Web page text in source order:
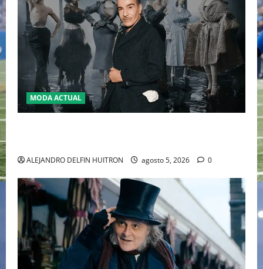
MODA ACTUAL
ALEJANDRO DELFIN HUITRON agosto 5, 2026 0